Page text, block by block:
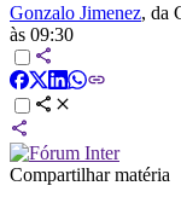
Gonzalo Jimenez, da
às 09:30
Compartilhar matéria